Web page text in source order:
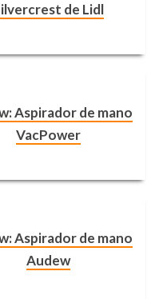
de Lidl
Aspirador de mano
VacPower
Aspirador de mano
Audew